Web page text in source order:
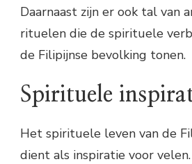
Daarnaast zijn er ook tal van
rituelen die de spirituele
de Filipijnse bevolking tonen.
Spirituele
Het spirituele leven van de
dient als inspiratie voor